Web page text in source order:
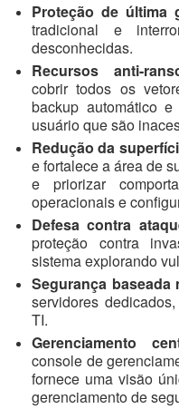
Proteção de última
tradicional e
desconhecidas.
Recursos anti-
cobrir todos os
backup automático
usuário que são
Redução da
e fortalece a área de
e priorizar
operacionais e
Defesa contra
proteção contra
sistema explorando
Segurança baseada
servidores
TI.
Gerenciamento
console de
fornece uma visão
gerenciamento de